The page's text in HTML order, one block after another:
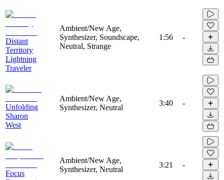
Distant
Territory
Lightning
Traveler
Ambient/New Age,
Synthesizer, Soundscape,
Neutral, Strange
1:56 -
Unfolding
Sharon
West
Ambient/New Age,
Synthesizer, Neutral
3:40 -
Focus
Ambient/New Age,
Synthesizer, Neutral
3:21 -